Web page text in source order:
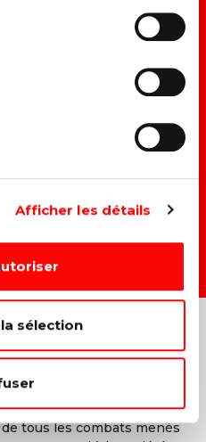
Afficher les détails
sélection
de solidarité, de justice
tous les combats menés
et solidaire.
un même combat.